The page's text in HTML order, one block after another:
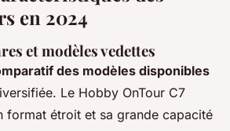
en 2024
et modèles vedettes
des modèles disponibles
Le Hobby OnTour C7
format étroit et sa grande capacité